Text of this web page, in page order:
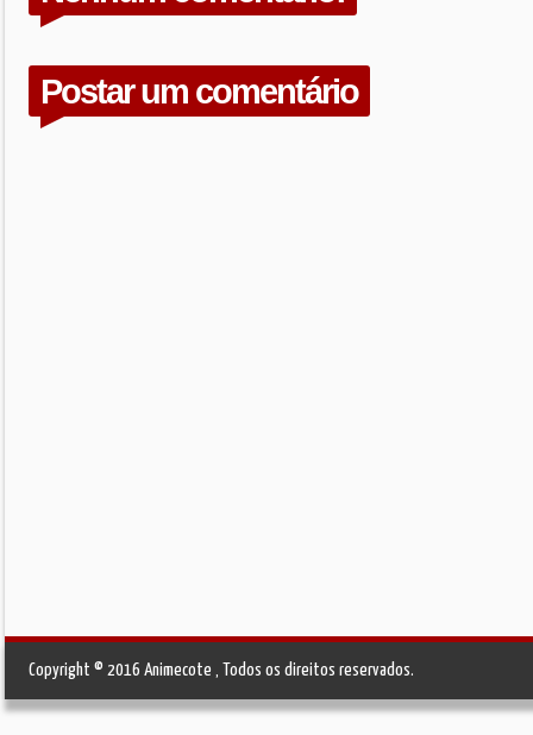
Postar um comentário
Copyright © 2016 Animecote , Todos os direitos reservados.